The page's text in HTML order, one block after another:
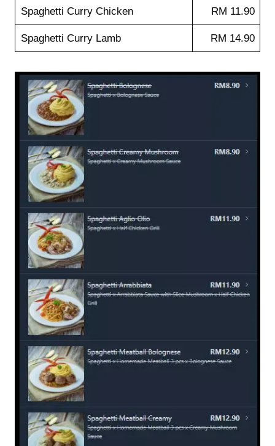
Spaghetti Curry Chicken RM 11.90
Spaghetti Curry Lamb RM 14.90